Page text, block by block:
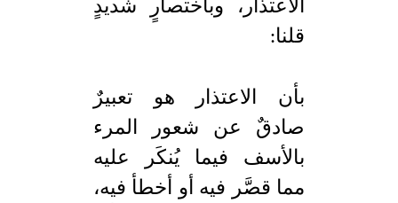
الاعتذار، وباختصارٍ شديدٍ
قلنا:
بأن الاعتذار هو تعبيرٌ
صادقٌ عن شعور المرء
بالأسف فيما يُنكَر عليه
مما قصَّر فيه أو أخطأ فيه،